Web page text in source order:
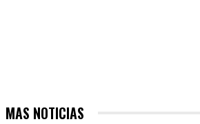
MAS NOTICIAS